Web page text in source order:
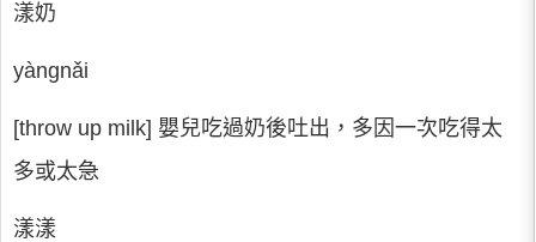
漾奶
yàngnǎi
[throw up milk] 嬰兒吃過奶後吐出，多因一次吃得太
多或太急
漾漾